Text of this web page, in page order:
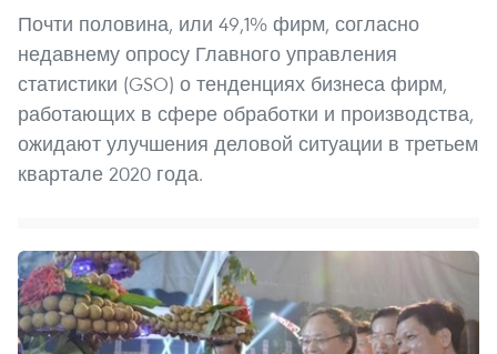
Почти половина, или 49,1% фирм, согласно
недавнему опросу Главного управления
статистики (GSO) о тенденциях бизнеса фирм,
работающих в сфере обработки и производства,
ожидают улучшения деловой ситуации в третьем
квартале 2020 года.